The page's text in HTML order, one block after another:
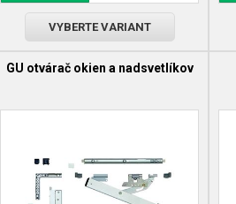
VYBERTE VARIANT
GU otvárač okien a nadsvetlíkov